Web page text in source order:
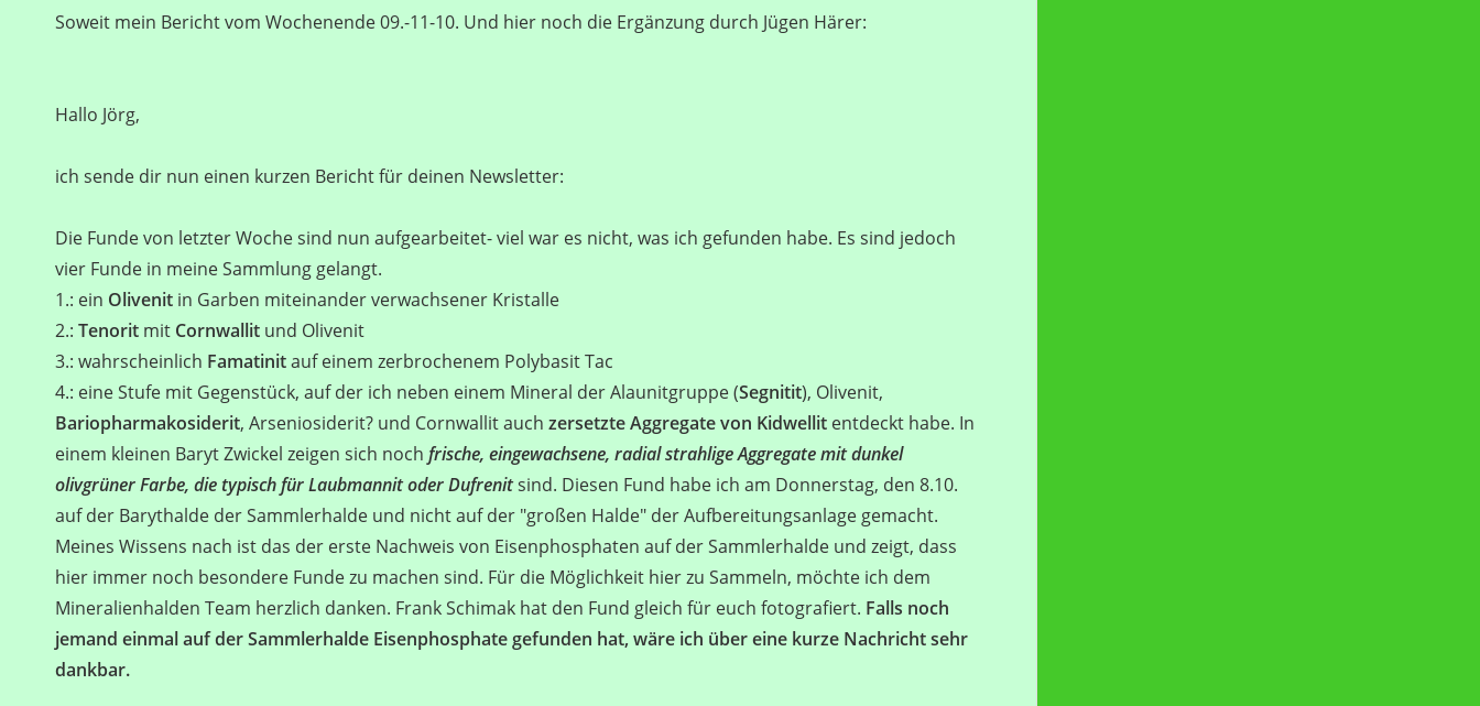
Soweit mein Bericht vom Wochenende 09.-11-10. Und hier noch die Ergänzung durch Jügen Härer:
Hallo Jörg,
ich sende dir nun einen kurzen Bericht für deinen Newsletter:
Die Funde von letzter Woche sind nun aufgearbeitet- viel war es nicht, was ich gefunden habe. Es sind jedoch
vier Funde in meine Sammlung gelangt.
1.: ein Olivenit in Garben miteinander verwachsener Kristalle
2.: Tenorit mit Cornwallit und Olivenit
3.: wahrscheinlich Famatinitauf einem zerbrochenem Polybasit Tac
4.: eine Stufe mit Gegenstück, auf der ich neben einem Mineral der Alaunitgruppe (Segnitit), Olivenit,
Bariopharmakosiderit, Arseniosiderit? und Cornwallit auch zersetzte Aggregate von Kidwellit entdeckt habe. In
einem kleinen Baryt Zwickel zeigen sich noch frische, eingewachsene, radial strahlige Aggregate mit dunkel
olivgrüner Farbe, die typisch für Laubmannit oder Dufrenitsind. Diesen Fund habe ich am Donnerstag, den 8.10.
auf der Barythalde der Sammlerhalde und nicht auf der "großen Halde" der Aufbereitungsanlage gemacht.
Meines Wissens nach ist das der erste Nachweis von Eisenphosphaten auf der Sammlerhalde und zeigt, dass
hier immer noch besondere Funde zu machen sind. Für die Möglichkeit hier zu Sammeln, möchte ich dem
Mineralienhalden Team herzlich danken. Frank Schimak hat den Fund gleich für euch fotografiert. Falls noch
jemand einmal auf der Sammlerhalde Eisenphosphate gefunden hat, wäre ich über eine kurze Nachricht sehr
dankbar.